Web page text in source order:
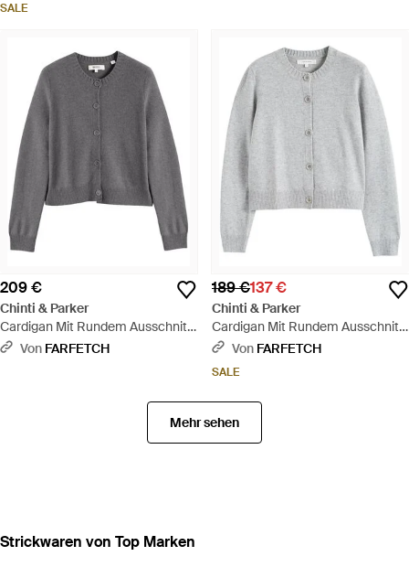
SALE
209 €
Chinti & Parker
Cardigan Mit Rundem Ausschnitt
- Grau
Von FARFETCH
189 €137 €
Chinti & Parker
Cardigan Mit Rundem Ausschnitt
- Grau
Von FARFETCH
SALE
Mehr sehen
Strickwaren von Top Marken